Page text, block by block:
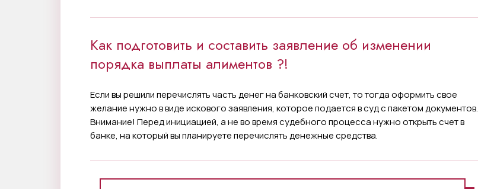
Как подготовить и составить заявление об изменении
порядка выплаты алиментов ?!
Если вы решили перечислять часть денег на банковский счет, то тогда оформить свое
желание нужно в виде искового заявления, которое подается в суд с пакетом документов.
Внимание! Перед инициацией, а не во время судебного процесса нужно открыть счет в
банке, на который вы планируете перечислять денежные средства.